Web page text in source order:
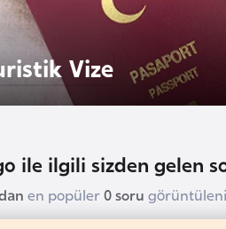
Vize
ile ilgili sizden gelen
en popüler0 soru